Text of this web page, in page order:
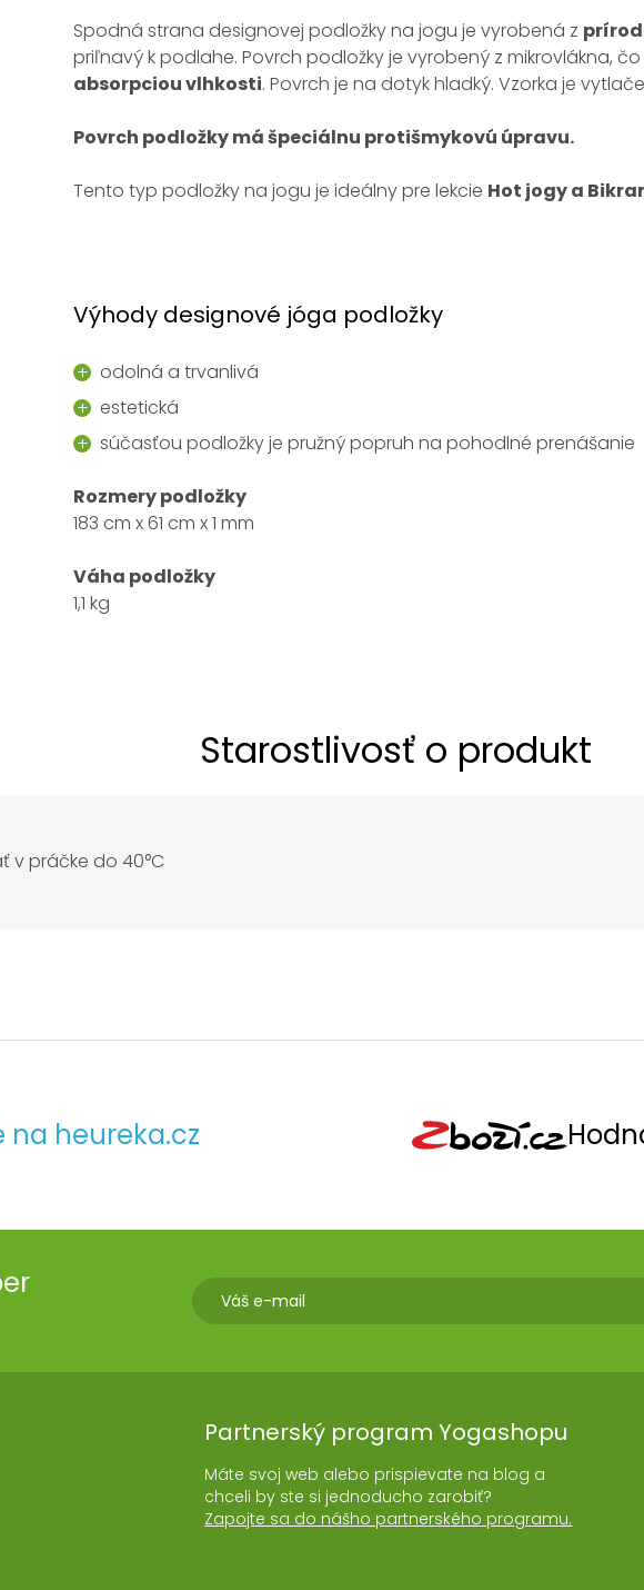
Spodná strana designovej podložky na jogu je vyrobená z
priľnavý k podlahe. Povrch podložky je vyrobený z mikrovlákna,
absorpciou vlhkosti. Povrch je na dotyk hladký. Vzorka je
Povrch podložky má špeciálnu protišmykovú úpravu.
Tento typ podložky na jogu je ideálny pre lekcie Hot jogy a
Výhody designové jóga podložky
odolná a trvanlivá
estetická
súčasťou podložky je pružný popruh na pohodlné prenášanie
Rozmery podložky
183 cm x 61 cm x 1 mm
Váha podložky
1,1 kg
Starostlivosť o produkt
v práčke do 40°C
na heureka.cz
Partnerský program Yogashopu
Máte svoj web alebo prispievate na blog a
chceli by ste si jednoducho zarobiť?
Zapojte sa do nášho partnerského programu.